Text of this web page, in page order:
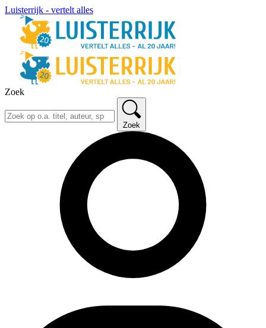
Luisterrijk - vertelt alles
Zoek
Zoek